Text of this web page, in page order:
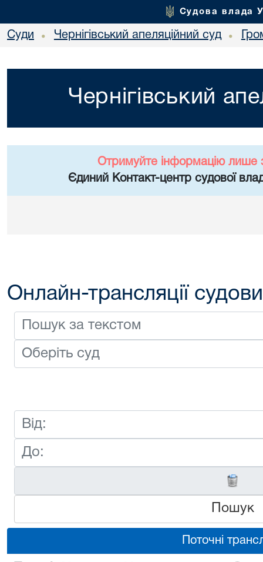
Судова влада
Суди • Чернігівський апеляційний суд •
Чернігівський
Отримуйте інформацію лише
Єдиний Контакт-центр судової
Онлайн-трансляції
Пошук
Поточні